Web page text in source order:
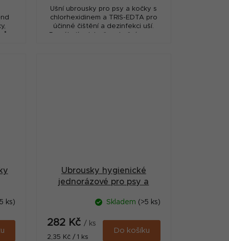
a
Ušní ubrousky pro psy a kočky s
chlorhexidinem a TRIS-EDTA pro
účinné čištění a dezinfekci uší.
Pomáhají odstraňovat ušní maz a
ks)
Ubrousky hygienické
jednorázové pro psy a
Skladem (>5 ks)
282 Kč / ks
Měrná
2,35 Kč / 1 ks
Do košíku